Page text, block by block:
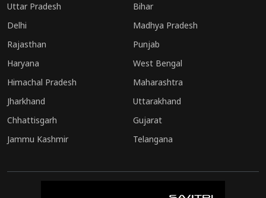
Uttar Pradesh
Bihar
Delhi
Madhya Pradesh
Rajasthan
Punjab
Haryana
West Bengal
Himachal Pradesh
Maharashtra
Jharkhand
Uttarakhand
Chhattisgarh
Gujarat
Jammu Kashmir
Telangana